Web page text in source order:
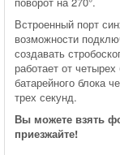
Встроенный порт
возможности
создавать
работает от
батарейного блока
трех секунд.
Вы можете взять
приезжайте!